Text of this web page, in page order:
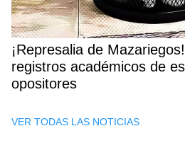
¡Represalia de
registros académicos de
opositores
VER TODAS LAS NOTICIAS